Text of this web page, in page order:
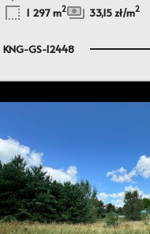
1 297 m2 33,15 zł/m2
KNG-GS-12448